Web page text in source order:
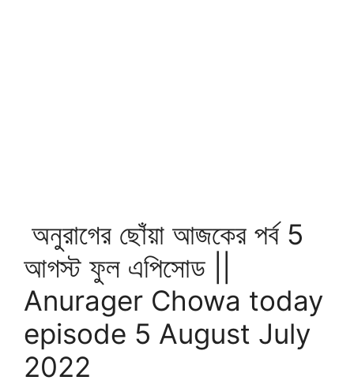
অনুরাগের ছোঁয়া আজকের পর্ব 5
আগস্ট ফুল এপিসোড ||
Anurager Chowa today
episode 5 August July
2022